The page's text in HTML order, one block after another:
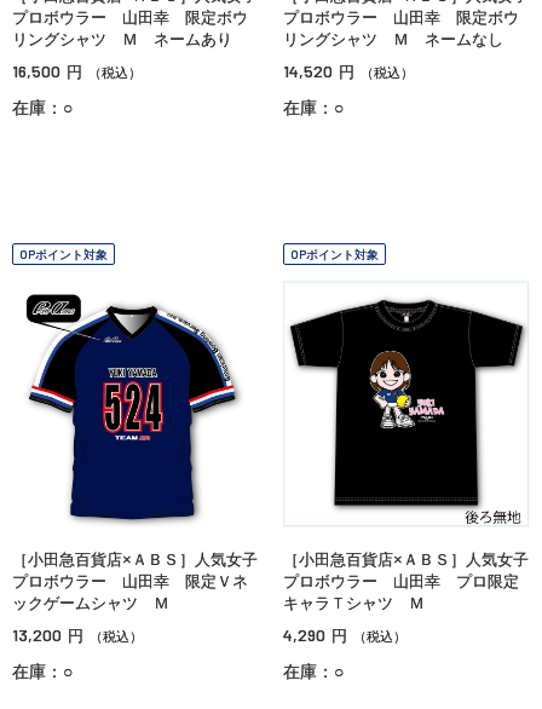
プロボウラー 山田幸 限定ボウ
リングシャツ Ｍ ネームあり
16,500 円 （税込）
在庫：○
プロボウラー 山田幸 限定ボウ
リングシャツ Ｍ ネームなし
14,520 円 （税込）
在庫：○
OPポイント対象
［小田急百貨店×ＡＢＳ］人気女子
プロボウラー 山田幸 限定Ｖネ
ックゲームシャツ Ｍ
13,200 円 （税込）
在庫：○
OPポイント対象
［小田急百貨店×ＡＢＳ］人気女子
プロボウラー 山田幸 プロ限定
キャラＴシャツ Ｍ
4,290 円 （税込）
在庫：○